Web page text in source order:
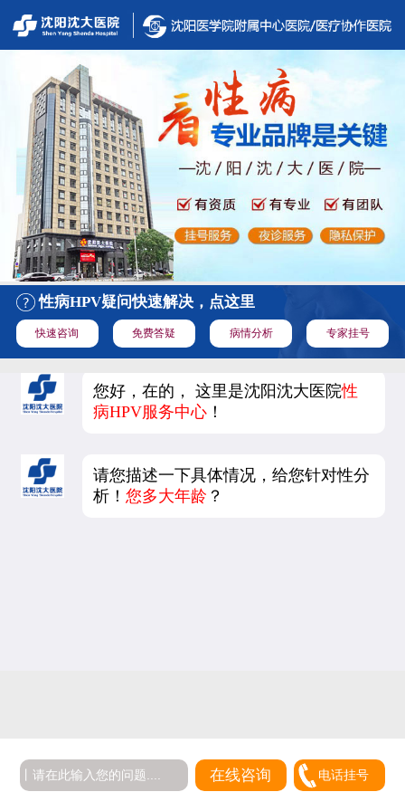
性病HPV疑问快速解决，点这里
快速咨询 免费答疑 病情分析 专家挂号
您好，在的， 这里是沈阳沈大医院性
病HPV服务中心 ！
请您描述一下具体情况，给您针对性分
析！您多大年龄 ？
在线咨询 电话挂号